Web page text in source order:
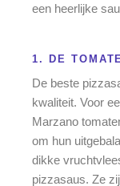
een heerlijke
1. DE
De beste
kwaliteit. Voor
Marzano
om hun
dikke
pizzasaus. Ze